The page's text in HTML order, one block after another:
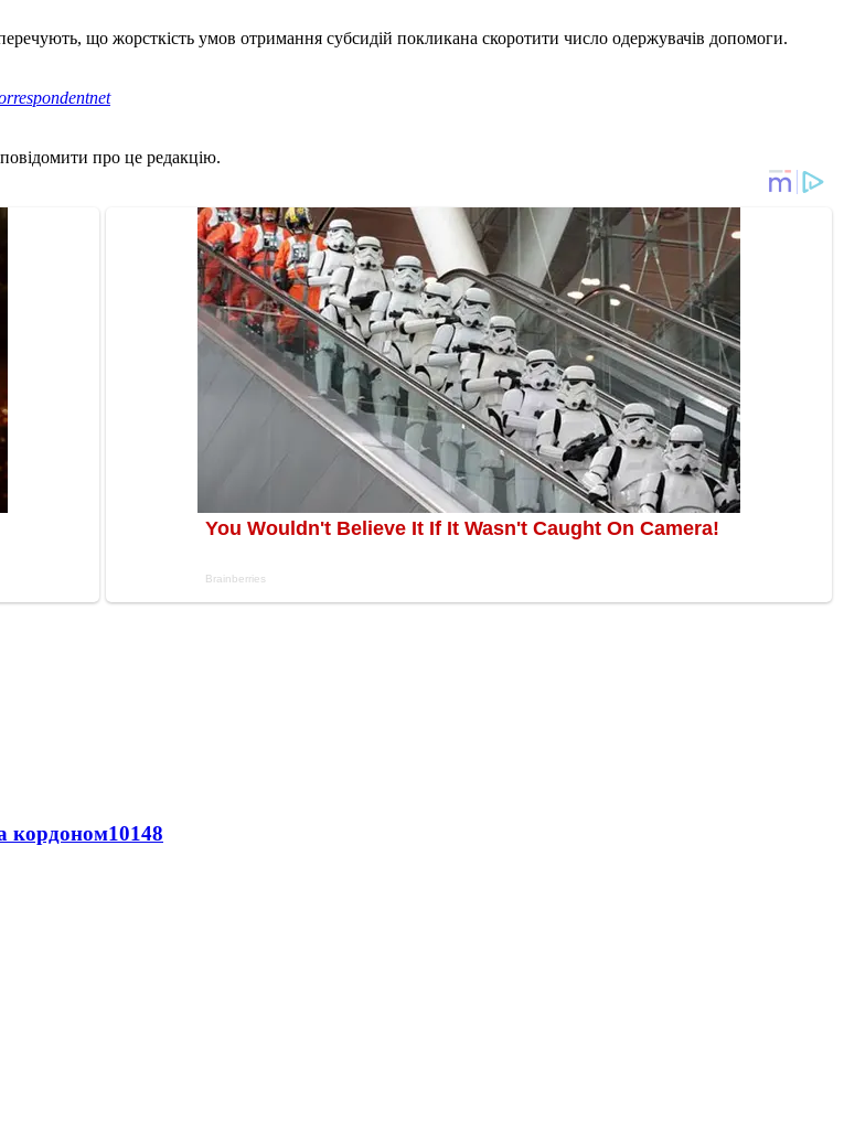
що жорсткість умов отримання субсидій покликана скоротити число одержувачів допомоги.
про це редакцію.
кордоном10148